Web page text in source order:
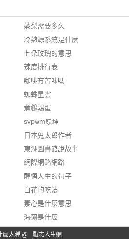
蒸梨需要多久
冷熱源系統是什麼
七朵玫瑰的意思
辣度排行表
咖啡有苦味嗎
蜘蛛星雲
煮鵪鶉蛋
svpwm原理
日本鬼太郎作者
東湖圖書館說故事
網際網路網路
醒悟人生的句子
白花的吃法
素心是什麼意思
海爾是什麼
麼人種 @ 勵志人生網